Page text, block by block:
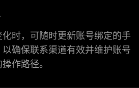
时，可随时更新账号绑定的手
确保联系渠道有效并维护账号
作路径。